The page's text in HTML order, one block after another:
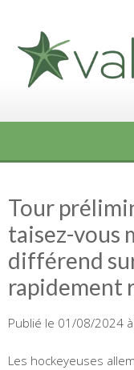
content
Tour
taisez-vous
différend
rapidement
Publié le 01/08/2024
Les hockeyeuses